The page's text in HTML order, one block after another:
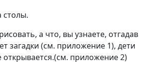
столы.
а что, вы узнаете, отгадав
загадки (см. приложение 1), дети
открывается.(см. приложение 2)